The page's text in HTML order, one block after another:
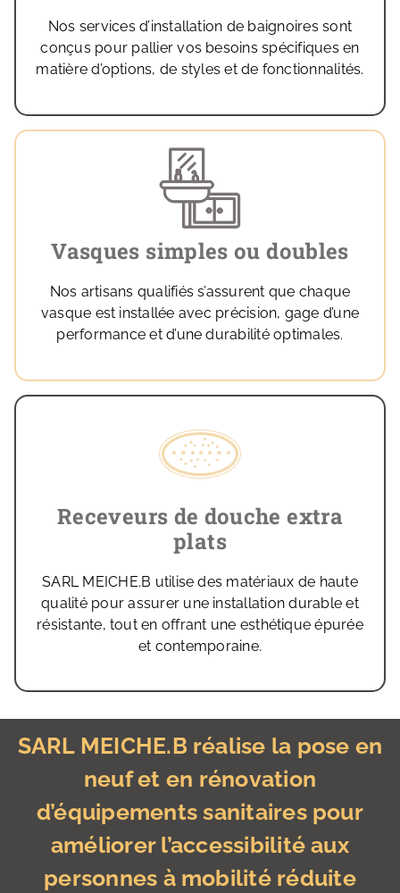
Nos services d’installation de baignoires sont
conçus pour pallier vos besoins spécifiques en
matière d’options, de styles et de fonctionnalités.
Vasques simples ou doubles
Nos artisans qualifiés s’assurent que chaque
vasque est installée avec précision, gage d’une
performance et d’une durabilité optimales.
Receveurs de douche extra
plats
SARL MEICHE.B utilise des matériaux de haute
qualité pour assurer une installation durable et
résistante, tout en offrant une esthétique épurée
et contemporaine.
SARL MEICHE.B réalise la pose en
neuf et en rénovation
d’équipements sanitaires pour
améliorer l’accessibilité aux
personnes à mobilité réduite